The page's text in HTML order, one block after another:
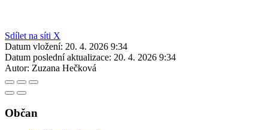
Sdílet na síti X
Datum vložení: 20. 4. 2026 9:34
Datum poslední aktualizace: 20. 4. 2026 9:34
Autor: Zuzana Hečková
Občan